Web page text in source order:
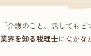
「介護のこと、話してもピ
業界を知る税理士になかな